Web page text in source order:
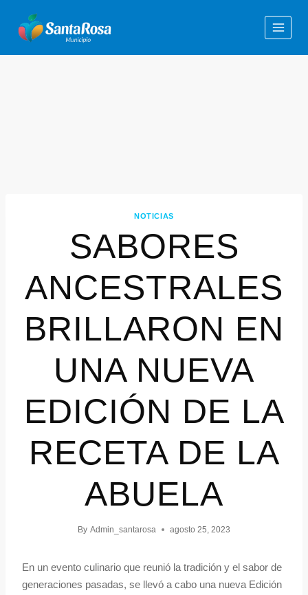
NOTICIAS
SABORES
ANCESTRALES
BRILLARON EN
UNA NUEVA
EDICIÓN DE LA
RECETA DE LA
ABUELA
By Admin_santarosa agosto 25, 2023
En un evento culinario que reunió la tradición y el sabor de
generaciones pasadas, se llevó a cabo una nueva Edición